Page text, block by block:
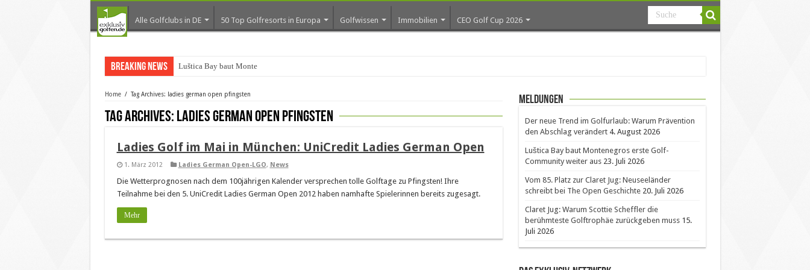
Alle Golfclubs in DE 50 Top Golfresorts in Europa Golfwissen Immobilien CEO Golf Cup 2026
Breaking News Luštica Bay baut Montenegros e
Home / Tag Archives: ladies german open pfingsten
Tag Archives: ladies german open pfingsten
Ladies Golf im Mai in München: UniCredit Ladies German Open
1. März 2012 Ladies German Open-LGO, News
Die Wetterprognosen nach dem 100jährigen Kalender versprechen tolle Golftage zu Pfingsten! Ihre
Teilnahme bei den 5. UniCredit Ladies German Open 2012 haben namhafte Spielerinnen bereits zugesagt.
Mehr
Meldungen
Der neue Trend im Golfurlaub: Warum Prävention
den Abschlag verändert 4. August 2026
Luštica Bay baut Montenegros erste Golf-
Community weiter aus 23. Juli 2026
Vom 85. Platz zur Claret Jug: Neuseeländer
schreibt bei The Open Geschichte 20. Juli 2026
Claret Jug: Warum Scottie Scheffler die
berühmteste Golftrophäe zurückgeben muss 15.
Juli 2026